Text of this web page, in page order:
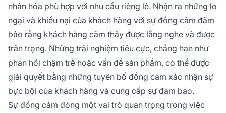
nhân hóa phù hợp với nhu cầu riêng lẻ. Nhận ra những lo
ngại và khiếu nại của khách hàng với sự đồng cảm đảm
bảo rằng khách hàng cảm thấy được lắng nghe và được
trân trọng. Những trải nghiệm tiêu cực, chẳng hạn như
phản hồi chậm trễ hoặc vấn đề sản phẩm, có thể được
giải quyết bằng những tuyên bố đồng cảm xác nhận sự
bực bội của khách hàng và cung cấp sự đảm bảo.
Sự đồng cảm đóng một vai trò quan trọng trong việc